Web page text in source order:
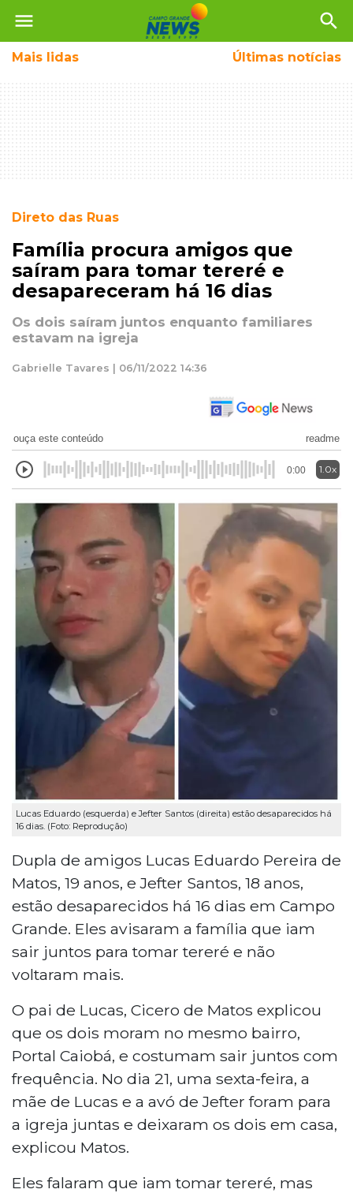
menu search
Mais lidas Últimas notícias
Direto das Ruas
Família procura amigos que
saíram para tomar tereré e
desapareceram há 16 dias
Os dois saíram juntos enquanto familiares
estavam na igreja
Gabrielle Tavares | 06/11/2022 14:36
ouça este conteúdo readme
0:00 1.0x
Lucas Eduardo (esquerda) e Jefter Santos (direita) estão desaparecidos há
16 dias. (Foto: Reprodução)
Dupla de amigos Lucas Eduardo Pereira de
Matos, 19 anos, e Jefter Santos, 18 anos,
estão desaparecidos há 16 dias em Campo
Grande. Eles avisaram a família que iam
sair juntos para tomar tereré e não
voltaram mais.
O pai de Lucas, Cicero de Matos explicou
que os dois moram no mesmo bairro,
Portal Caiobá, e costumam sair juntos com
frequência. No dia 21, uma sexta-feira, a
mãe de Lucas e a avó de Jefter foram para
a igreja juntas e deixaram os dois em casa,
explicou Matos.
Eles falaram que iam tomar tereré, mas